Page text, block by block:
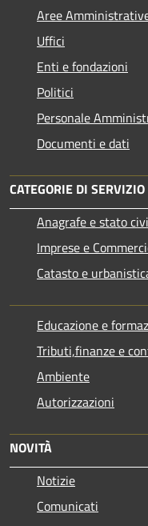
Aree
Uffici
Enti e fondazioni
Politici
Personale
Documenti e dati
CATEGORIE DI SERVIZIO
Anagrafe e stato
Imprese e
Catasto e
Educazione e
Tributi,finanze e
Ambiente
Autorizzazioni
NOVITÀ
Notizie
Comunicati